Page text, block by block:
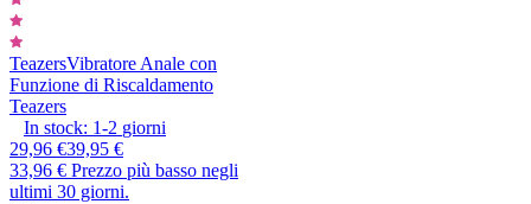
TeazersVibratore Anale con
Funzione di Riscaldamento
Teazers
In stock: 1-2 giorni
29,96 €39,95 €
33,96 € Prezzo più basso negli
ultimi 30 giorni.